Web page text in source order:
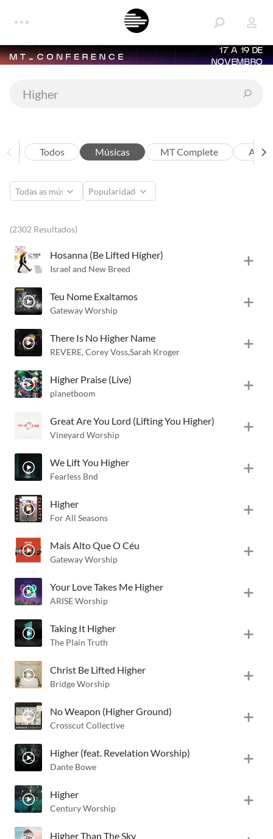
17 A 19 DE
NOVEMBRO
Todos Músicas MT Complete
(2302 Resultados)
Hosanna (Be Lifted Higher)
Israel and New Breed
Teu Nome Exaltamos
Gateway Worship
There Is No Higher Name
REVERE, Corey Voss,Sarah Kroger
Higher Praise (Live)
planetboom
Great Are You Lord (Lifting You Higher)
Vineyard Worship
We Lift You Higher
Fearless Bnd
Higher
For All Seasons
Mais Alto Que O Céu
Gateway Worship
Your Love Takes Me Higher
ARISE Worship
Taking It Higher
The Plain Truth
Christ Be Lifted Higher
Bridge Worship
No Weapon (Higher Ground)
Crosscut Collective
Higher (feat. Revelation Worship)
Dante Bowe
Higher
Century Worship
Higher Than The Sky